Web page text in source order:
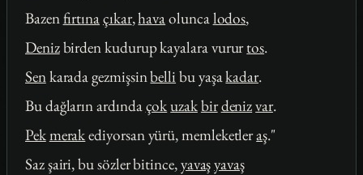
Bazenfırtınaçıkar,havaoluncalodos,
Denizbirden kudurup kayalara vururtos.
Senkarada gezmişsinbelli bu yaşakadar.
Bu dağların ardındaçokuzakbirdenizvar.
Pekmerakediyorsan yürü, memleketleraş."
Saz şairi, bu sözler bitince,yavaşyavaş